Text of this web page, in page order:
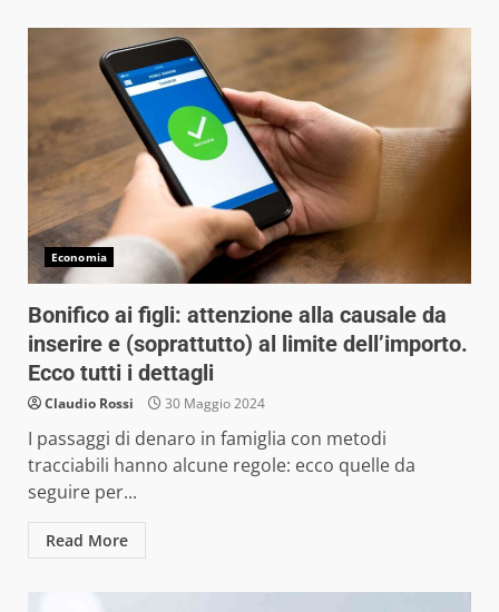
Economia
Bonifico ai figli: attenzione alla causale da
inserire e (soprattutto) al limite dell’importo.
Ecco tutti i dettagli
Claudio Rossi 30 Maggio 2024
I passaggi di denaro in famiglia con metodi
tracciabili hanno alcune regole: ecco quelle da
seguire per...
Read More